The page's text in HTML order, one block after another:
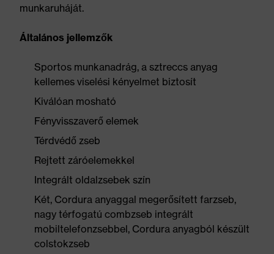
munkaruháját.
Általános jellemzők
Sportos munkanadrág, a sztreccs anyag
kellemes viselési kényelmet biztosít
Kiválóan mosható
Fényvisszaverő elemek
Térdvédő zseb
Rejtett záróelemekkel
Integrált oldalzsebek szín
Két, Cordura anyaggal megerősített farzseb,
nagy térfogatú combzseb integrált
mobiltelefonzsebbel, Cordura anyagból készült
colstokzseb